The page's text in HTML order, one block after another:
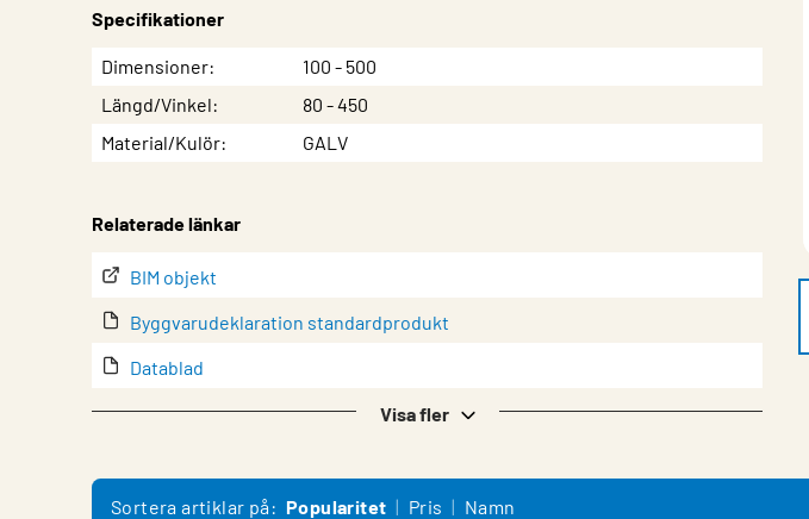
Specifikationer
EgenskapVärde
Dimensioner
100 - 500
Längd/Vinkel
80 - 450
Material/Kulör
GALV
Relaterade länkar
BIM objekt
Byggvarudeklaration standardprodukt
Datablad
lindQST – ProduktdokumentationVisa fler
Sortera artiklar på: Popularitet Pris Namn